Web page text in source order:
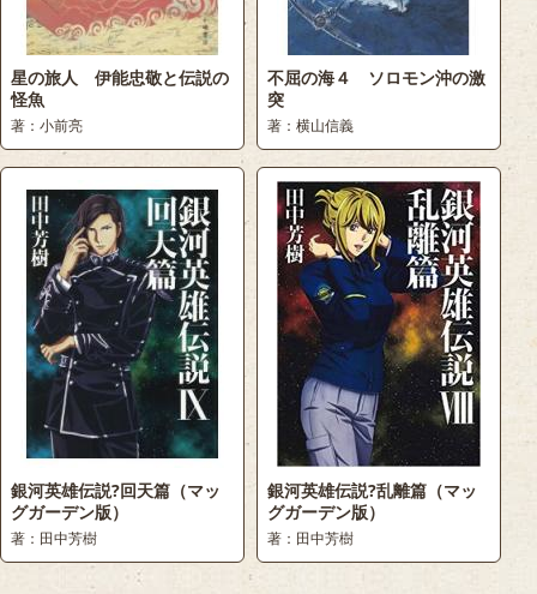
星の旅人 伊能忠敬と伝説の
怪魚
著：小前亮
不屈の海４ ソロモン沖の激
突
著：横山信義
銀河英雄伝説?回天篇（マッ
グガーデン版）
著：田中芳樹
銀河英雄伝説?乱離篇（マッ
グガーデン版）
著：田中芳樹